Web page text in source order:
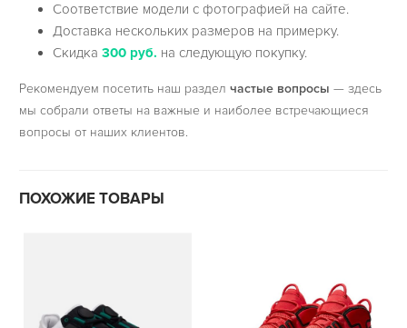
Соответствие модели с фотографией на сайте.
Доставка нескольких размеров на примерку.
Скидка300 руб. на следующую покупку.
Рекомендуем посетить наш раздел частые вопросы — здесь
мы собрали ответы на важные и наиболее встречающиеся
вопросы от наших клиентов.
ПОХОЖИЕ ТОВАРЫ